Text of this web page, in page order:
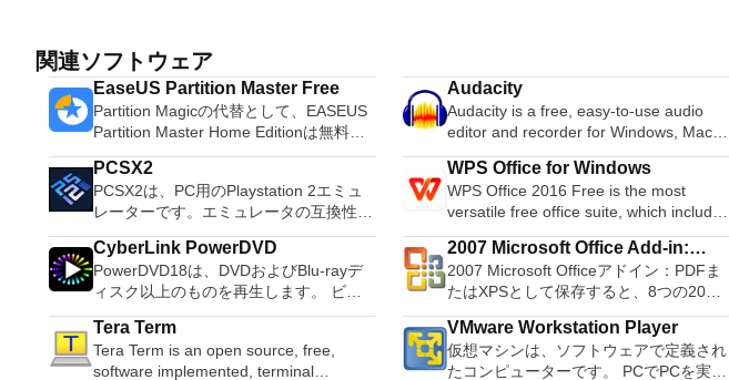
関連ソフトウェア
EaseUS Partition Master Free
Partition Magicの代替として、EASEUS
Partition Master Home Editionは無料の
オールインワンパーティションソリュー
ションおよびディスク管理ユーティリテ
ィです。パーティションの拡張（特にシ
ステムドライブ用）、ディスク領域の管
理、MBRおよびGUIDパーティションテ
ーブル（GPT）ディスクのディスク領域
不足の問題の解決を可能にします。 パ
ーティションのサイズ変更/移動システ
ムドライブを拡張するディスクとパーテ
ィションをコピーパーティションをマー
ジ分割パーティション空き領域を再分配
Audacity
Audacity is a free, easy-to-use audio
editor and recorder for Windows, Mac
OS X, GNU/Linux and other operating
systems. You can use Audacity to:
Record live audio. Convert tapes and
records into digital recordings or CDs.
Edit Ogg Vorbis, MP3, WAV or AIFF
sound files. Cut, copy, splice or mix
sounds together. Change the speed or
pitch of a recording. Add new effects
with LADSPA plug-ins. And more!
PCSX2
PCSX2は、PC用のPlaystation 2エミュ
レーターです。エミュレータの互換性率
は、プレイ可能なすべてのPS2ゲームの
80％以上を誇っています。かなり強力な
コンピューターを所有している場合、
PCSX2は優れたエミュレーターです。
また、このアプリケーションはローエン
ドコンピューターのサポートも提供する
ため、Playstation 2コンソールのすべて
WPS Office for Windows
WPS Office 2016 Free is the most
versatile free office suite, which includes
free word processor, spreadsheet
program and presentation maker. With
these three programs you will easily be
able to deal with any office related
tasks. WPS Office 2016 Free has
multiple language support for English,
French, German, Spanish,
CyberLink PowerDVD
PowerDVD18は、DVDおよびBlu-rayデ
ィスク以上のものを再生します。 ビデ
オ、オーディオ、写真、VR 360°コンテ
ンツ、さらにはYouTubeやVimeoにとっ
ても、PowerDVD18は重要なエンターテ
イメントの仲間です。 Ultra HD HDR TV
2007 Microsoft Office Add-in:
Microsoft Save as PDF or XPS
2007 Microsoft Officeアドイン：PDFま
たはXPSとして保存すると、8つの2007
Microsoft OfficeプログラムでPDFおよび
XPS形式にエクスポートして保存できま
す。このツールを使用すると、これらの
プログラムのサブセットでPDF形式およ
Tera Term
Tera Term is an open source, free,
software implemented, terminal
VMware Workstation Player
仮想マシンは、ソフトウェアで定義され
たコンピューターです。 PCでPCを実行